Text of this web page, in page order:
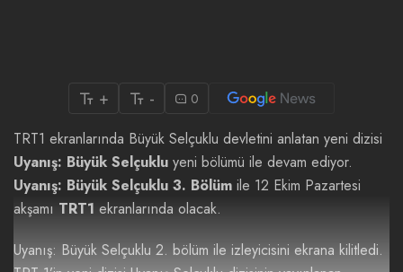
+ - 0
TRT1 ekranlarında Büyük Selçuklu devletini anlatan yeni dizisi
Uyanış: Büyük Selçuklu yeni bölümü ile devam ediyor.
Uyanış: Büyük Selçuklu 3. Bölüm ile 12 Ekim Pazartesi
akşamı TRT1 ekranlarında olacak.
Uyanış: Büyük Selçuklu 2. bölüm ile izleyicisini ekrana kilitledi.